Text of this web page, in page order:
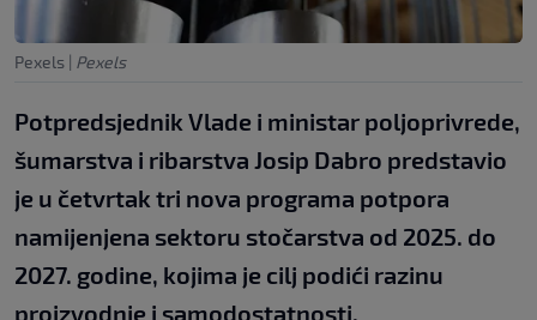
Pexels | Pexels
Potpredsjednik Vlade i ministar poljoprivrede,
šumarstva i ribarstva Josip Dabro predstavio
je u četvrtak tri nova programa potpora
namijenjena sektoru stočarstva od 2025. do
2027. godine, kojima je cilj podići razinu
proizvodnje i samodostatnosti.